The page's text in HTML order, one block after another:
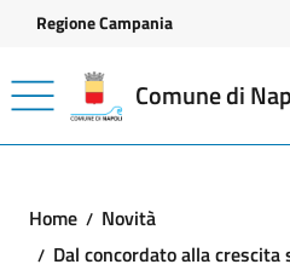
Vai ai contenuti
Vai al footer
Regione Campania
Comune di
Home
Novità
Dal concordato alla